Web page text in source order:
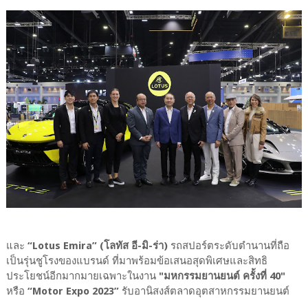
และ “Lotus Emira” (โลทัส อี-มิ-ร่า)รถสปอร์ตระดับตำนานที่ถือ
เป็นรุ่นชูโรงของแบรนด์ ที่มาพร้อมข้อเสนอสุดพิเศษและสิทธิ
ประโยชน์อีกมากมายเฉพาะในงาน"มหกรรมยานยนต์ ครั้งที่ 40"
หรือ “Motor Expo 2023”รับอานิสงส์ตลาดอุตสาหกรรมยานยนต์